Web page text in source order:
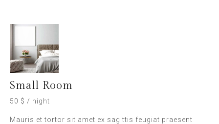
Small Room
50 $ / night
Mauris et tortor sit amet ex sagittis feugiat praesent